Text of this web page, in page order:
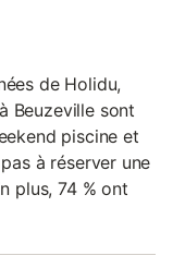
de Holidu,
Beuzeville sont
piscine et
à réserver une
plus, 74 % ont